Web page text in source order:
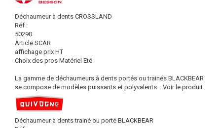
Déchaumeur à dents CROSSLAND
Réf :
50290
Article SCAR
affichage prix HT
Choix des pros Matériel Eté
La gamme de déchaumeurs à dents portés ou trainés BLACKBEAR
se compose de modèles puissants et polyvalents... Voir le produit
Déchaumeur à dents trainé ou porté BLACKBEAR